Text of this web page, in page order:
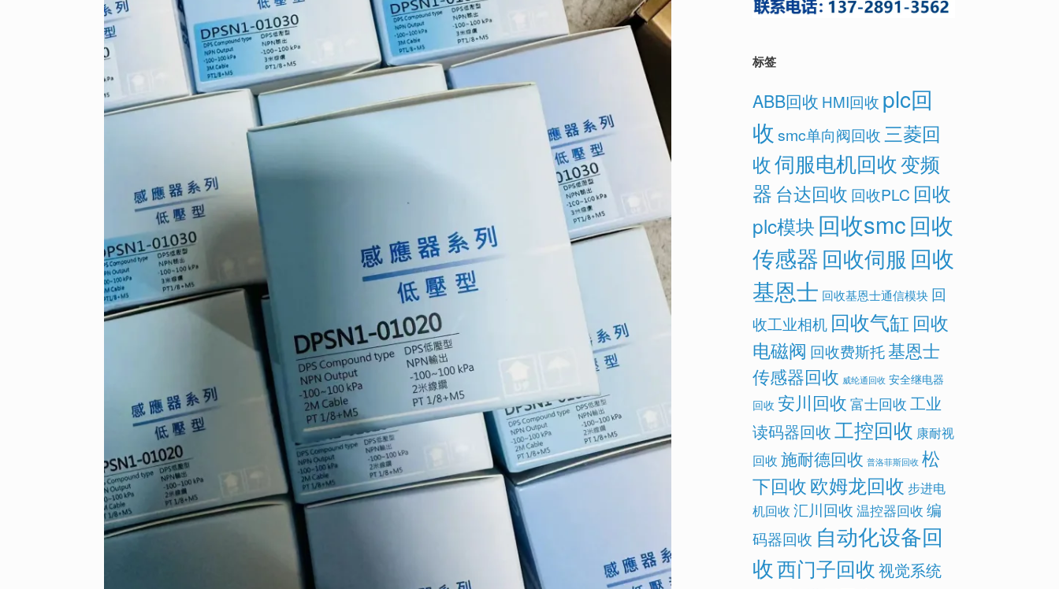
标签
ABB回收 HMI回收 plc回
收 smc单向阀回收三菱回
收伺服电机回收变频
器 台达回收 回收PLC 回收
plc模块 回收smc回收
传感器回收伺服 回收
基恩士 回收基恩士通信模块 回
收工业相机 回收气缸 回收
电磁阀 回收费斯托基恩士
传感器回收 威纶通回收 安全继电器
回收 安川回收 富士回收 工业
读码器回收工控回收 康耐视
回收 施耐德回收 普洛菲斯回收 松
下回收欧姆龙回收 步进电
机回收 汇川回收 温控器回收 编
码器回收 自动化设备回
收西门子回收视觉系统